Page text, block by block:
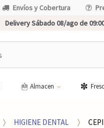
Envíos y Cobertura
Delivery Sábado 08/ago de
Almacen
HIGIENE DENTAL